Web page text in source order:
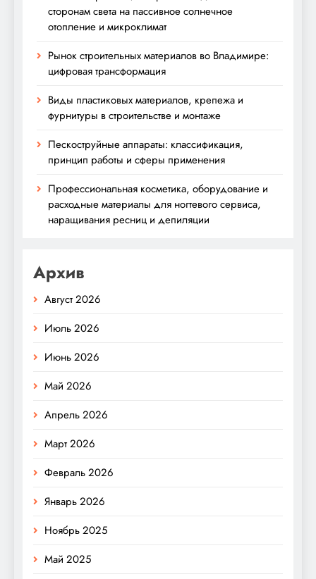
сторонам света на пассивное солнечное
отопление и микроклимат
Рынок строительных материалов во Владимире:
цифровая трансформация
Виды пластиковых материалов, крепежа и
фурнитуры в строительстве и монтаже
Пескоструйные аппараты: классификация,
принцип работы и сферы применения
Профессиональная косметика, оборудование и
расходные материалы для ногтевого сервиса,
наращивания ресниц и депиляции
Архив
Август 2026
Июль 2026
Июнь 2026
Май 2026
Апрель 2026
Март 2026
Февраль 2026
Январь 2026
Ноябрь 2025
Май 2025